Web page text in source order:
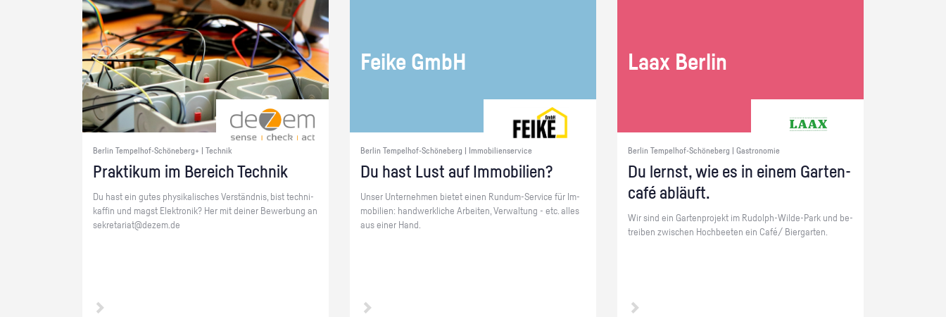
Berlin Tempelhof-Schöneberg+ | Technik
Prak­ti­kum im Be­reich Tech­nik
Du hast ein gutes phy­si­ka­li­sches Ver­ständ­nis, bist tech­ni­
kaf­fin und magst Elek­tro­nik? Her mit dei­ner Be­wer­bung an
se­kre­ta­ri­at@​dezem.​de
Feike GmbH
Berlin Tempelhof-Schöneberg | Immobilienservice
Du hast Lust auf Im­mo­bi­li­en?
Unser Un­ter­neh­men bie­tet einen Rund­um-Ser­vice für Im­
mo­bi­li­en: hand­werk­li­che Ar­bei­ten, Ver­wal­tung - etc. alles
aus einer Hand.
Laax Ber­lin
Berlin Tempelhof-Schöneberg | Gastronomie
Du lernst, wie es in einem Gar­ten­
café ab­läuft.
Wir sind ein Gar­ten­pro­jekt im Ru­dolph-Wil­de-Park und be­
trei­ben zwi­schen Hoch­bee­ten ein Café/ Bier­gar­ten.